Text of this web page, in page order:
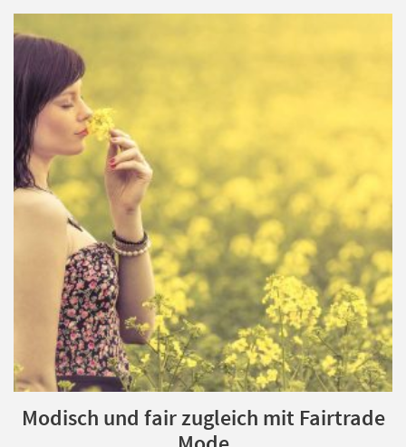
Modisch und fair zugleich mit Fairtrade